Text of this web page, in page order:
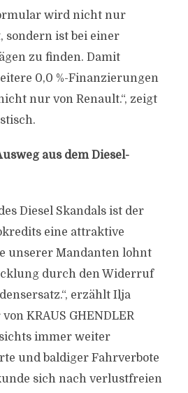
wird nicht nur
sondern ist bei einer
zu finden. Damit
0,0 %-Finanzierungen
nur von Renault.“, zeigt
aus dem Diesel-
Diesel Skandals ist der
eine attraktive
unserer Mandanten lohnt
durch den Widerruf
erzählt Ilja
KRAUS GHENDLER
immer weiter
und baldiger Fahrverbote
sich nach verlustfreien